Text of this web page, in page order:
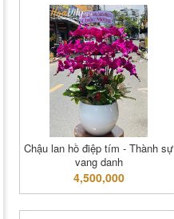
Chậu lan hồ điệp tím - Thành sự
vang danh
4,500,000